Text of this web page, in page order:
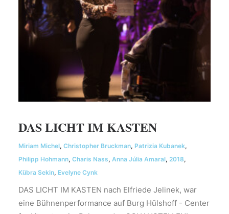
DAS LICHT IM KASTEN
Miriam Michel, Christopher Bruckman, Patrizia Kubanek,
Philipp Hohmann, Charis Nass, Anna Júlia Amaral, 2018,
Kübra Sekin, Evelyne Cynk
DAS LICHT IM KASTEN nach Elfriede Jelinek, war
eine Bühnenperformance auf Burg Hülshoff - Center